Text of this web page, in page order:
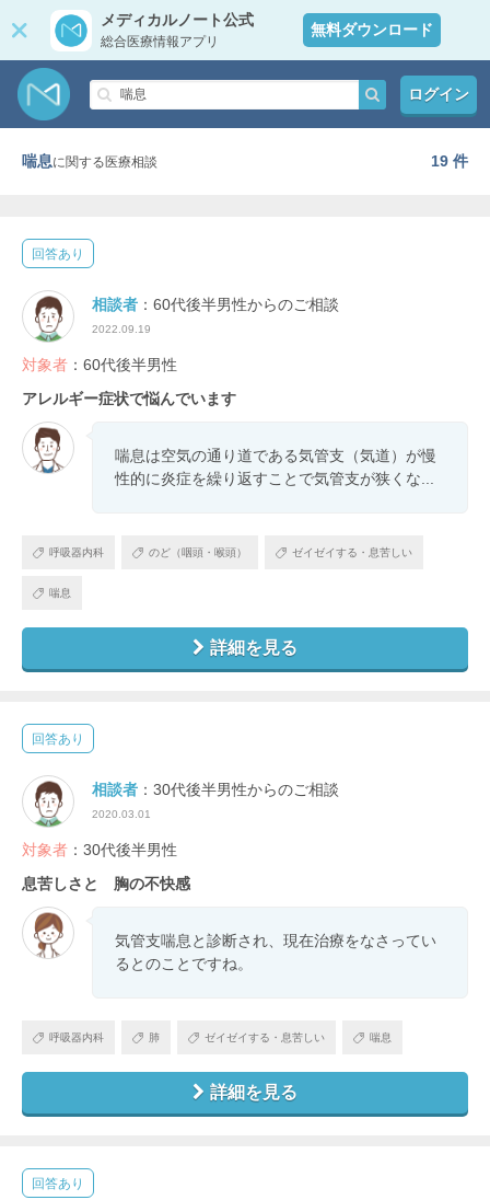
メディカルノート公式
総合医療情報アプリ
無料ダウンロード
ログイン
喘息に関する医療相談 19 件
回答あり
相談者 ：60代後半男性からのご相談
2022.09.19
対象者 ：60代後半男性
アレルギー症状で悩んでいます
喘息は空気の通り道である気管支（気道）が慢
性的に炎症を繰り返すことで気管支が狭くな...
呼吸器内科 のど（咽頭・喉頭） ゼイゼイする・息苦しい
喘息
詳細を見る
回答あり
相談者 ：30代後半男性からのご相談
2020.03.01
対象者 ：30代後半男性
息苦しさと 胸の不快感
気管支喘息と診断され、現在治療をなさってい
るとのことですね。
呼吸器内科 肺 ゼイゼイする・息苦しい 喘息
詳細を見る
回答あり